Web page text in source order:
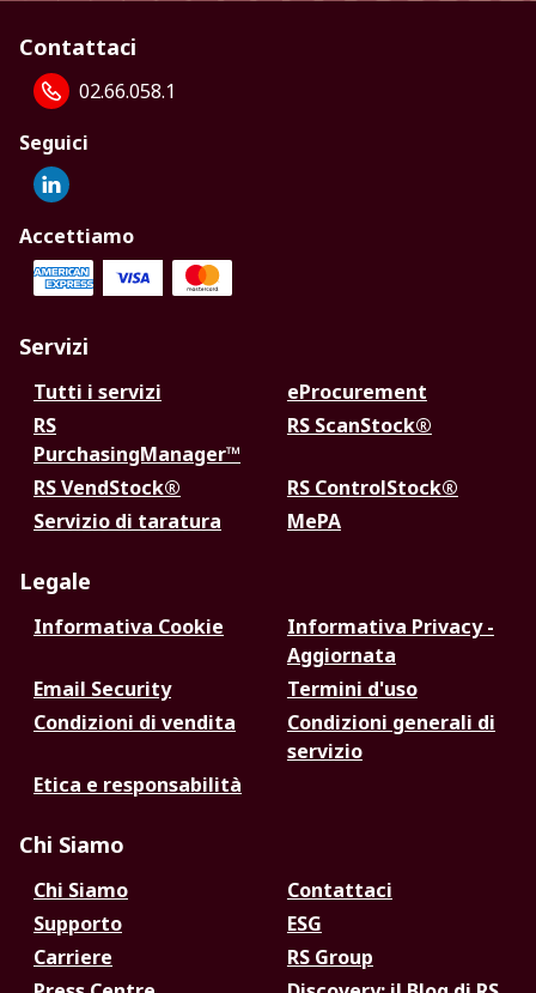
Contattaci
02.66.058.1
Seguici
Accettiamo
Servizi
Tutti i servizi
eProcurement
RS
PurchasingManager™
RS ScanStock®
RS VendStock®
RS ControlStock®
Servizio di taratura
MePA
Legale
Informativa Cookie
Informativa Privacy -
Aggiornata
Email Security
Termini d'uso
Condizioni di vendita
Condizioni generali di
servizio
Etica e responsabilità
Chi Siamo
Chi Siamo
Contattaci
Supporto
ESG
Carriere
RS Group